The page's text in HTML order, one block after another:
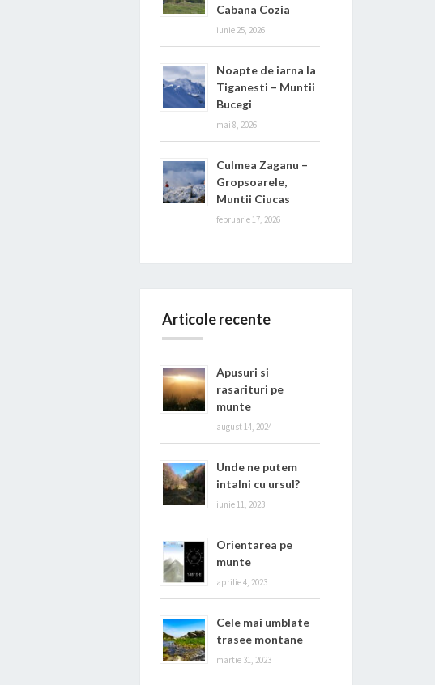
Cabana Cozia
iunie 25, 2026
Noapte de iarna la
Tiganesti – Muntii
Bucegi
mai 8, 2026
Culmea Zaganu –
Gropsoarele,
Muntii Ciucas
februarie 17, 2026
Articole recente
Apusuri si
rasarituri pe
munte
august 14, 2024
Unde ne putem
intalni cu ursul?
iunie 11, 2023
Orientarea pe
munte
aprilie 4, 2023
Cele mai umblate
trasee montane
martie 31, 2023